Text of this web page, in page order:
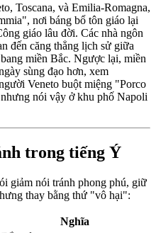
Toscana, và Emilia-Romagna,
nơi báng bổ tôn giáo lại
giáo lâu đời. Các nhà ngôn
đến căng thẳng lịch sử giữa
miền Bắc. Ngược lại, miền
sùng đạo hơn, xem
Veneto buột miệng "Porco
nói vậy ở khu phố Napoli
trong tiếng Ý
giảm nói tránh phong phú, giữ
thay bằng thứ "vô hại":
Nghĩa